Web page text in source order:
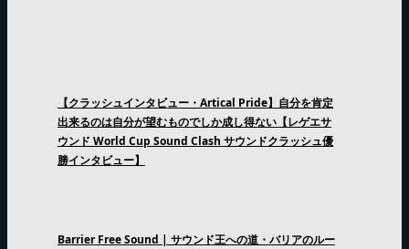
【クラッシュインタビュー・Artical Pride】自分を肯定
出来るのは自分が望むものでしか成し得ない【レゲエサ
ウンド World Cup Sound Clash サウンドクラッシュ優
勝インタビュー】
Barrier Free Sound | サウンド王への道・バリアのルー